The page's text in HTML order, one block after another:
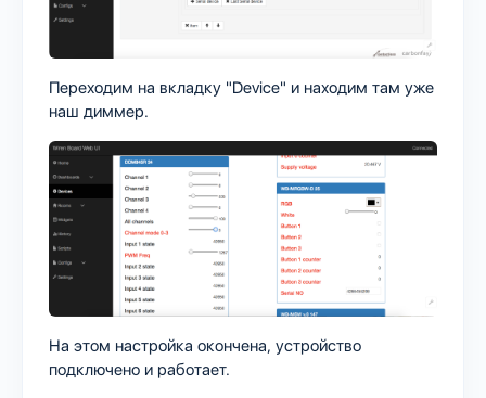
Переходим на вкладку "Device" и находим там уже
наш диммер.
На этом настройка окончена, устройство
подключено и работает.